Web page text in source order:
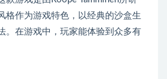
格作为游戏特色，以经典的沙盒生
。在游戏中，玩家能体验到众多有